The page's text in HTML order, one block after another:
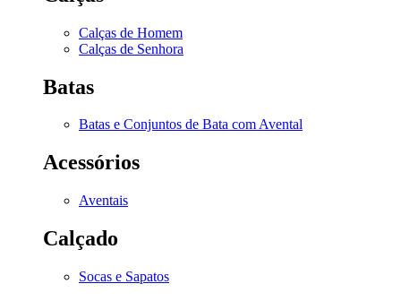
Calças de Homem
Calças de Senhora
Batas
Batas e Conjuntos de Bata com Avental
Acessórios
Aventais
Calçado
Socas e Sapatos